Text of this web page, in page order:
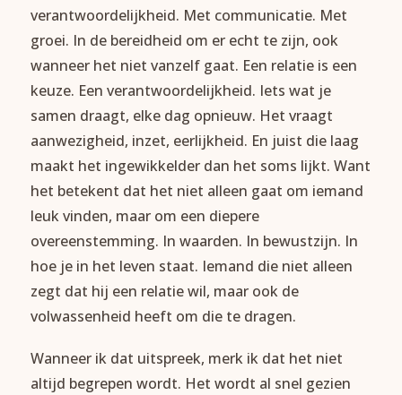
verantwoordelijkheid. Met communicatie. Met
groei. In de bereidheid om er echt te zijn, ook
wanneer het niet vanzelf gaat. Een relatie is een
keuze. Een verantwoordelijkheid. Iets wat je
samen draagt, elke dag opnieuw. Het vraagt
aanwezigheid, inzet, eerlijkheid. En juist die laag
maakt het ingewikkelder dan het soms lijkt. Want
het betekent dat het niet alleen gaat om iemand
leuk vinden, maar om een diepere
overeenstemming. In waarden. In bewustzijn. In
hoe je in het leven staat. Iemand die niet alleen
zegt dat hij een relatie wil, maar ook de
volwassenheid heeft om die te dragen.
Wanneer ik dat uitspreek, merk ik dat het niet
altijd begrepen wordt. Het wordt al snel gezien